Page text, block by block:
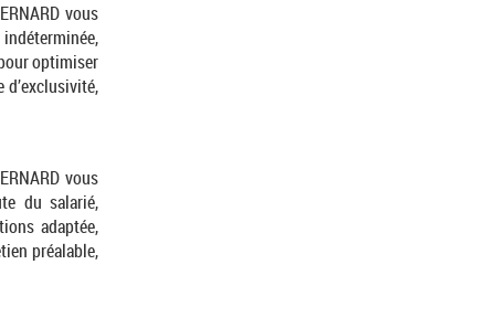
vous
optimiser
d’exclusivité,
vous
du salarié,
adaptée,
préalable,